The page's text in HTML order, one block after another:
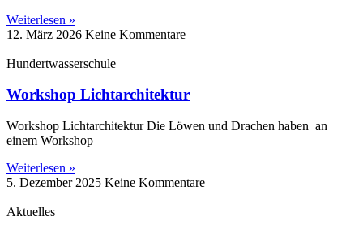
Weiterlesen »
12. März 2026 Keine Kommentare
Hundertwasserschule
Workshop Lichtarchitektur
Workshop Lichtarchitektur Die Löwen und Drachen haben an
einem Workshop
Weiterlesen »
5. Dezember 2025 Keine Kommentare
Aktuelles